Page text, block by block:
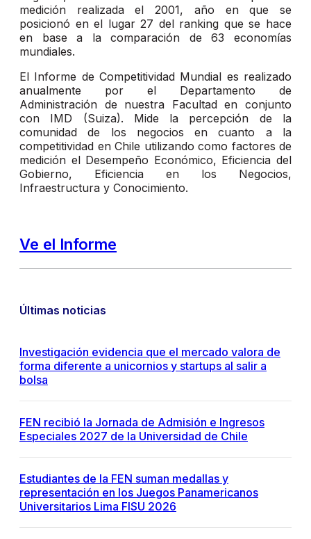
medición realizada el 2001, año en que se
posicionó en el lugar 27 del ranking que se hace
en base a la comparación de 63 economías
mundiales.
El Informe de Competitividad Mundial es realizado
anualmente por el Departamento de
Administración de nuestra Facultad en conjunto
con IMD (Suiza). Mide la percepción de la
comunidad de los negocios en cuanto a la
competitividad en Chile utilizando como factores de
medición el Desempeño Económico, Eficiencia del
Gobierno, Eficiencia en los Negocios,
Infraestructura y Conocimiento.
Ve el Informe
Últimas noticias
Investigación evidencia que el mercado valora de
forma diferente a unicornios y startups al salir a
bolsa
FEN recibió la Jornada de Admisión e Ingresos
Especiales 2027 de la Universidad de Chile
Estudiantes de la FEN suman medallas y
representación en los Juegos Panamericanos
Universitarios Lima FISU 2026